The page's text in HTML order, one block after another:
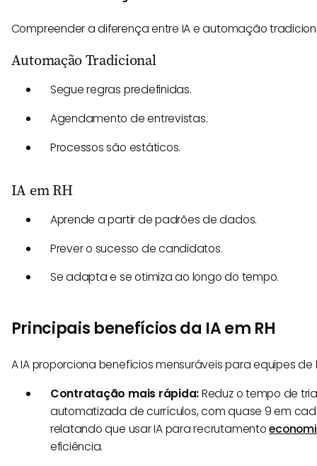
Compreender a diferença entre IA e automação
Automação Tradicional
Segue regras predefinidas.
Agendamento de entrevistas.
Processos são estáticos.
IA em RH
Aprende a partir de padrões de dados.
Prever o sucesso de candidatos.
Se adapta e se otimiza ao longo do tempo.
Principais benefícios da IA em RH
A IA proporciona benefícios mensuráveis para equipes de
Contratação mais rápida:Reduz o tempo de
automatizada de currículos, com quase 9 em
relatando que usar IA para recrutamento
eficiência.